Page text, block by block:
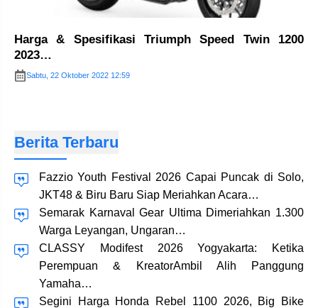
Harga & Spesifikasi Triumph Speed Twin 1200
2023…
Sabtu, 22 Oktober 2022 12:59
Berita Terbaru
Fazzio Youth Festival 2026 Capai Puncak di Solo,
JKT48 & Biru Baru Siap Meriahkan Acara…
Semarak Karnaval Gear Ultima Dimeriahkan 1.300
Warga Leyangan, Ungaran…
CLASSY Modifest 2026 Yogyakarta: Ketika
Perempuan & KreatorAmbil Alih Panggung
Yamaha…
Segini Harga Honda Rebel 1100 2026, Big Bike